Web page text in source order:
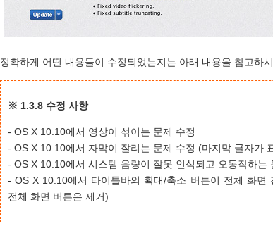
정확하게 어떤 내용들이 수정되었는지는 아래 내용을 참고하
※ 1.3.8 수정 사항
- OS X 10.10에서 영상이 섞이는 문제 수정
- OS X 10.10에서 자막이 잘리는 문제 수정 (마지막 글자가
- OS X 10.10에서 시스템 음량이 잘못 인식되고 오동작하는
- OS X 10.10에서 타이틀바의 확대/축소 버튼이 전체 화면
전체 화면 버튼은 제거)